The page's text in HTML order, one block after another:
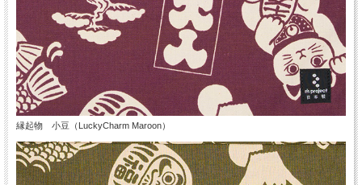
縁起物 小豆（LuckyCharm Maroon）